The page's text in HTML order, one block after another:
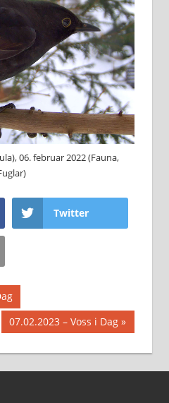
06. februar 2022 (Fauna,
Twitter
Next
Post:
07.02.2023 – Voss i Dag